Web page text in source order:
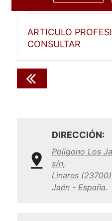
1 unidad
ARTICULO
CONSULTAR
DIRECCIÓN:
Polígono Los
s/n,
Linares (23700)
Jaén - España.